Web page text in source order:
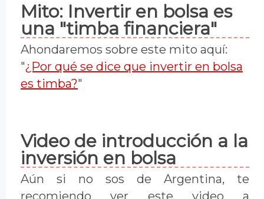
Mito: Invertir en bolsa es
una "timba financiera"
Ahondaremos sobre este mito aquí:
"¿Por qué se dice que invertir en bolsa
es timba?"
Video de introducción a la
inversión en bolsa
Aún si no sos de Argentina, te
recomiendo ver este video a